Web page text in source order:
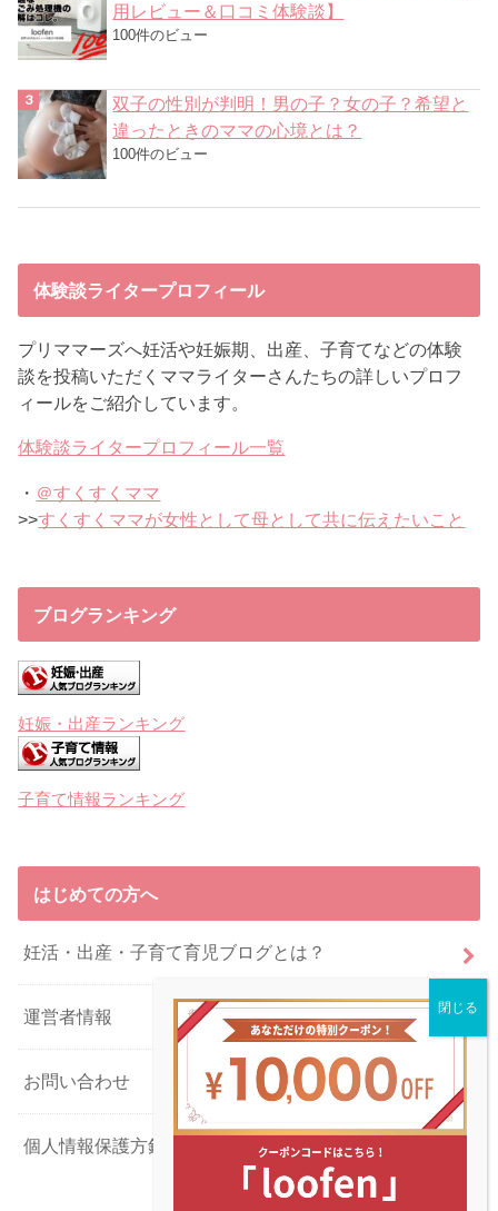
用レビュー＆口コミ体験談】
100件のビュー
双子の性別が判明！男の子？女の子？希望と
違ったときのママの心境とは？
100件のビュー
体験談ライタープロフィール
プリママーズへ妊活や妊娠期、出産、子育てなどの体験
談を投稿いただくママライターさんたちの詳しいプロフ
ィールをご紹介しています。
体験談ライタープロフィール一覧
・ ＠すくすくママ
>>すくすくママが女性として母として共に伝えたいこと
ブログランキング
妊娠・出産ランキング
子育て情報ランキング
はじめての方へ
妊活・出産・子育て育児ブログとは？
運営者情報
お問い合わせ
個人情報保護方針